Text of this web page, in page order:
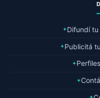
✦Difundí
✦Publicitá
✦
✦